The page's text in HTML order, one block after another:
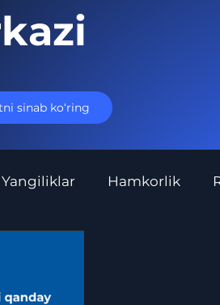
sinab ko‘ring
Yangiliklar Hamkorlik